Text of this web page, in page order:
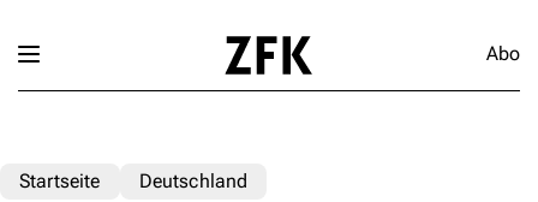
Abo
Startseite Deutschland